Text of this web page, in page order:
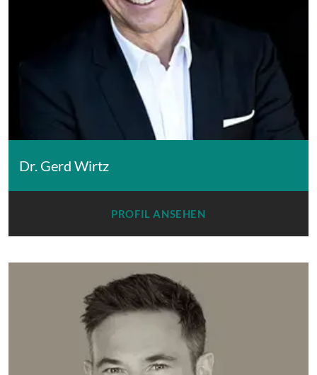
Dr. Gerd Wirtz
PROFIL ANSEHEN